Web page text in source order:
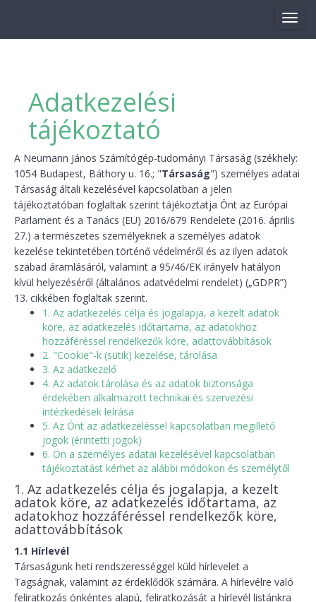
Kaleidoszkóp
Fókuszban
Események
Védnökeink
Sajtó
Kapcsolat
Adatkezelési
tájékoztató
A Neumann János Számítógép-tudományi Társaság (székhely:
1054 Budapest, Báthory u. 16.; "Társaság") személyes adatai
Társaság általi kezelésével kapcsolatban a jelen
tájékoztatóban foglaltak szerint tájékoztatja Önt az Európai
Parlament és a Tanács (EU) 2016/679 Rendelete (2016. április
27.) a természetes személyeknek a személyes adatok
kezelése tekintetében történő védelméről és az ilyen adatok
szabad áramlásáról, valamint a 95/46/EK irányelv hatályon
kívül helyezéséről (általános adatvédelmi rendelet) („GDPR”)
13. cikkében foglaltak szerint.
1. Az adatkezelés célja és jogalapja, a kezelt adatok
köre, az adatkezelés időtartama, az adatokhoz
hozzáféréssel rendelkezők köre, adattovábbítások
2. "Cookie"-k (sütik) kezelése, tárolása
3. Az adatkezelő
4. Az adatok tárolása és az adatok biztonsága
érdekében alkalmazott technikai és szervezési
intézkedések leírása
5. Az Önt az adatkezeléssel kapcsolatban megillető
jogok (érintetti jogok)
6. Ön a személyes adatai kezelésével kapcsolatban
tájékoztatást kérhet az alábbi módokon és személytől
1. Az adatkezelés célja és jogalapja, a kezelt
adatok köre, az adatkezelés időtartama, az
adatokhoz hozzáféréssel rendelkezők köre,
adattovábbítások
1.1 Hírlevél
Társaságunk heti rendszerességgel küld hírlevelet a
Tagságnak, valamint az érdeklődők számára. A hírlevélre való
feliratkozás önkéntes alapú, feliratkozását a hírlevél listánkra